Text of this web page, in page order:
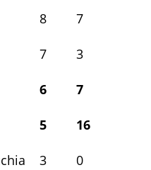
8 7
7 3
6 7
5 16
3 0